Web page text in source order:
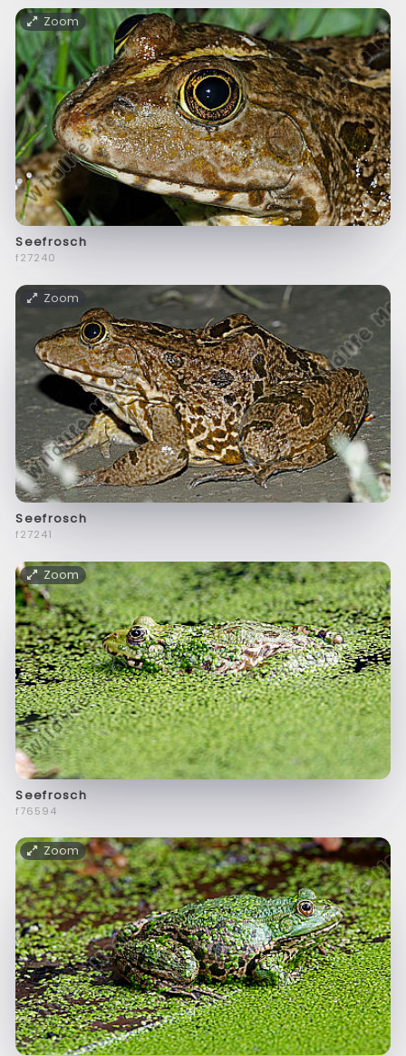
Zoom
Seefrosch
f27240
Zoom
Seefrosch
f27241
Zoom
Seefrosch
f76594
Zoom